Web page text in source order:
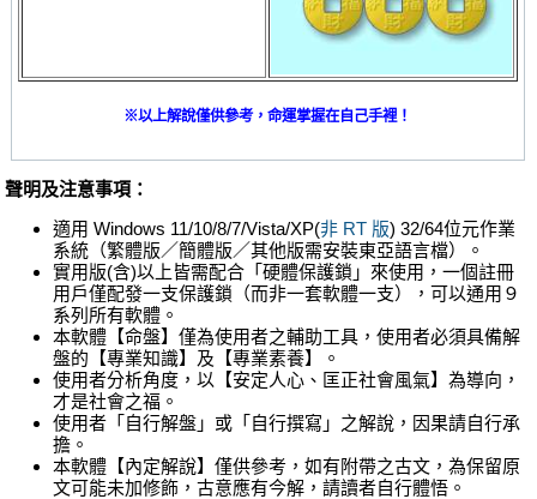
※以上解說僅供參考，命運掌握在自己手裡！
聲明及注意事項：
適用 Windows 11/10/8/7/Vista/XP(非 RT 版) 32/64位元作業
系統（繁體版／簡體版／其他版需安裝東亞語言檔）。
實用版(含)以上皆需配合「硬體保護鎖」來使用，一個註冊
用戶僅配發一支保護鎖（而非一套軟體一支），可以通用９
系列所有軟體。
本軟體【命盤】僅為使用者之輔助工具，使用者必須具備解
盤的【專業知識】及【專業素養】。
使用者分析角度，以【安定人心、匡正社會風氣】為導向，
才是社會之福。
使用者「自行解盤」或「自行撰寫」之解說，因果請自行承
擔。
本軟體【內定解說】僅供參考，如有附帶之古文，為保留原
文可能未加修飾，古意應有今解，請讀者自行體悟。